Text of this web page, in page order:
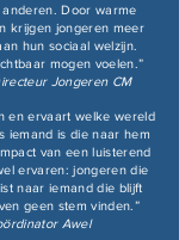
Door warme
krijgen jongeren meer
hun sociaal welzijn.
mogen voelen.”
Jongeren CM
en ervaart welke wereld
iemand is die naar hem
van een luisterend
ervaren: jongeren die
naar iemand die blijft
geen stem vinden.”
Awel